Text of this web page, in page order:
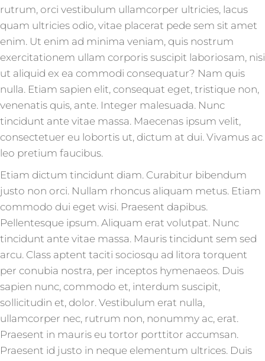
rutrum, orci vestibulum ullamcorper ultricies, lacus
quam ultricies odio, vitae placerat pede sem sit amet
enim. Ut enim ad minima veniam, quis nostrum
exercitationem ullam corporis suscipit laboriosam, nisi
ut aliquid ex ea commodi consequatur? Nam quis
nulla. Etiam sapien elit, consequat eget, tristique non,
venenatis quis, ante. Integer malesuada. Nunc
tincidunt ante vitae massa. Maecenas ipsum velit,
consectetuer eu lobortis ut, dictum at dui. Vivamus ac
leo pretium faucibus.
Etiam dictum tincidunt diam. Curabitur bibendum
justo non orci. Nullam rhoncus aliquam metus. Etiam
commodo dui eget wisi. Praesent dapibus.
Pellentesque ipsum. Aliquam erat volutpat. Nunc
tincidunt ante vitae massa. Mauris tincidunt sem sed
arcu. Class aptent taciti sociosqu ad litora torquent
per conubia nostra, per inceptos hymenaeos. Duis
sapien nunc, commodo et, interdum suscipit,
sollicitudin et, dolor. Vestibulum erat nulla,
ullamcorper nec, rutrum non, nonummy ac, erat.
Praesent in mauris eu tortor porttitor accumsan.
Praesent id justo in neque elementum ultrices. Duis